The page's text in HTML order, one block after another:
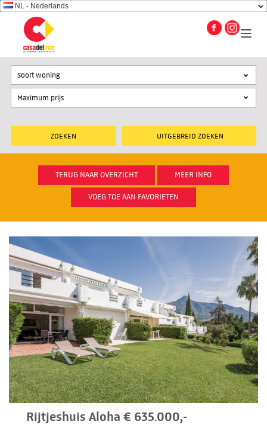
NL - Nederlands
UITGEBREID ZOEKEN
Soort woning
TERUG NAAR OVERZICHT MEER INFO
VOEG TOE AAN FAVORIETEN
Rijtjeshuis Aloha € 635.000,-